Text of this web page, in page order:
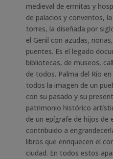
medieval de ermitas y
de palacios y conventos,
torres, la diseñada por
el Genil con azudas,
puentes. Es el legado
bibliotecas, de museos,
de todos. Palma del Río
todos la imagen de un
con su pasado y su
patrimonio histórico
de un epígrafe de hijos de
contribuido a
libros que enriquecen el
ciudad. En todos estos